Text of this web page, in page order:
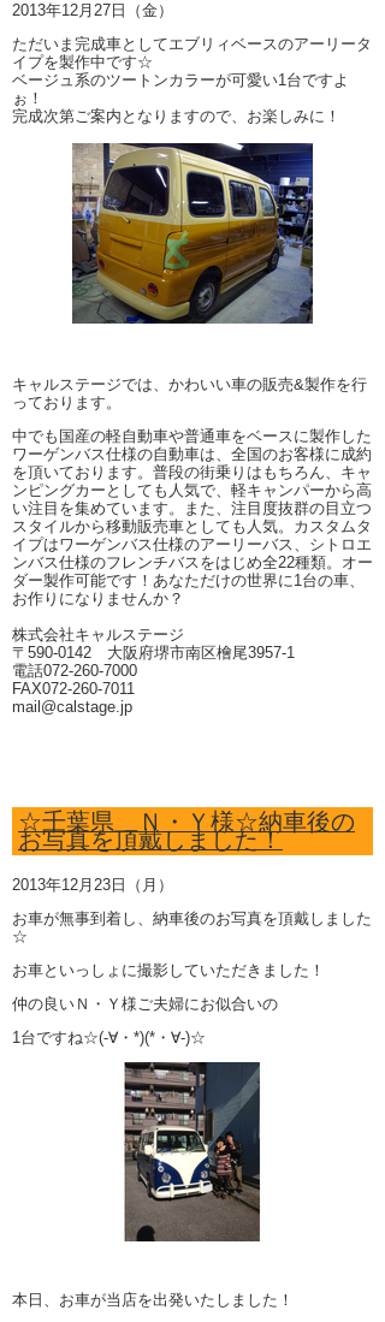
2013年12月27日（金）
ただいま完成車としてエブリィベースのアーリータ
イプを製作中です☆
ベージュ系のツートンカラーが可愛い1台ですよ
ぉ！
完成次第ご案内となりますので、お楽しみに！
キャルステージでは、かわいい車の販売&製作を行
っております。
中でも国産の軽自動車や普通車をベースに製作した
ワーゲンバス仕様の自動車は、全国のお客様に成約
を頂いております。普段の街乗りはもちろん、キャ
ンピングカーとしても人気で、軽キャンパーから高
い注目を集めています。また、注目度抜群の目立つ
スタイルから移動販売車としても人気。カスタムタ
イプはワーゲンバス仕様のアーリーバス、シトロエ
ンバス仕様のフレンチバスをはじめ全22種類。オー
ダー製作可能です！あなただけの世界に1台の車、
お作りになりませんか？
株式会社キャルステージ
〒590-0142 大阪府堺市南区檜尾3957-1
電話072-260-7000
FAX072-260-7011
mail@calstage.jp
☆千葉県 Ｎ・Ｙ様☆納車後の
お写真を頂戴しました！
2013年12月23日（月）
お車が無事到着し、納車後のお写真を頂戴しました
☆
お車といっしょに撮影していただきました！
仲の良いＮ・Ｙ様ご夫婦にお似合いの
1台ですね☆(-∀・*)(*・∀-)☆
本日、お車が当店を出発いたしました！